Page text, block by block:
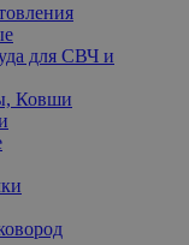
для СВЧ и
Ковши